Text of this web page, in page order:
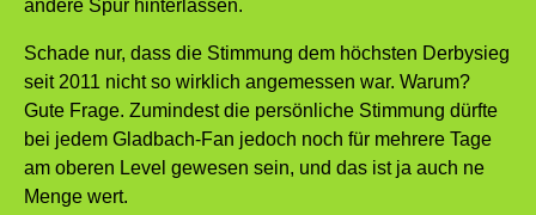
andere Spur hinterlassen.
Schade nur, dass die Stimmung dem höchsten Derbysieg
seit 2011 nicht so wirklich angemessen war. Warum?
Gute Frage. Zumindest die persönliche Stimmung dürfte
bei jedem Gladbach-Fan jedoch noch für mehrere Tage
am oberen Level gewesen sein, und das ist ja auch ne
Menge wert.